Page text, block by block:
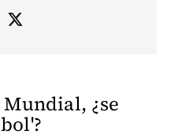
¿se